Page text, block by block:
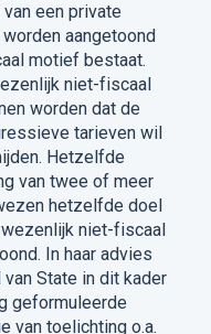
een private
aangetoond
motief bestaat.
niet-fiscaal
worden dat de
tarieven wil
Hetzelfde
van twee of meer
hetzelfde doel
niet-fiscaal
In haar advies
State in dit kader
geformuleerde
van toelichting o.a.